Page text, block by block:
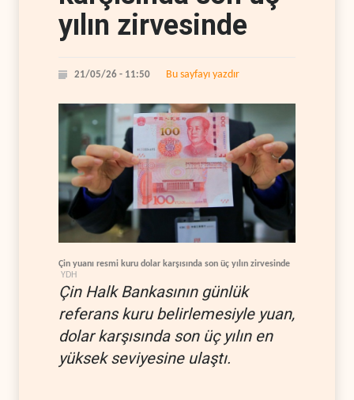
yılın zirvesinde
21/05/26 - 11:50 Bu sayfayı yazdır
Çin yuanı resmi kuru dolar karşısında son üç yılın zirvesinde
YDH
Çin Halk Bankasının günlük
referans kuru belirlemesiyle yuan,
dolar karşısında son üç yılın en
yüksek seviyesine ulaştı.